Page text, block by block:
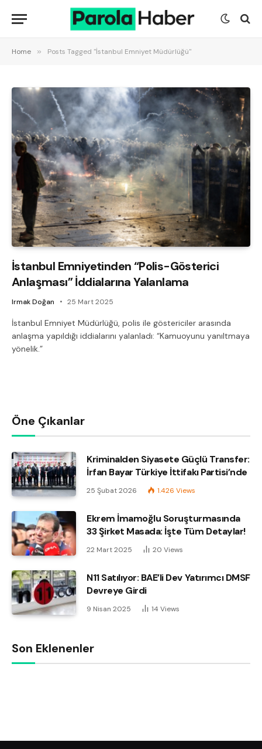
Home » Posts Tagged "İstanbul Emniyet Müdürlüğü"
İstanbul Emniyetinden “Polis-Gösterici
Anlaşması” İddialarına Yalanlama
Irmak Doğan 25 Mart 2025
İstanbul Emniyet Müdürlüğü, polis ile göstericiler arasında
anlaşma yapıldığı iddialarını yalanladı: “Kamuoyunu yanıltmaya
yönelik.”
Öne Çıkanlar
Kriminalden Siyasete Güçlü Transfer:
İrfan Bayar Türkiye İttifakı Partisi’nde
25 Şubat 2026 1.426 Views
Ekrem İmamoğlu Soruşturmasında
33 Şirket Masada: İşte Tüm Detaylar!
22 Mart 2025 20 Views
N11 Satılıyor: BAE’li Dev Yatırımcı DMSF
Devreye Girdi
9 Nisan 2025 14 Views
Son Eklenenler